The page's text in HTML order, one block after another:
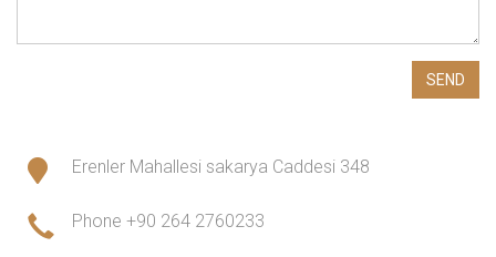
Erenler Mahallesi sakarya Caddesi 348
Phone +90 264 2760233